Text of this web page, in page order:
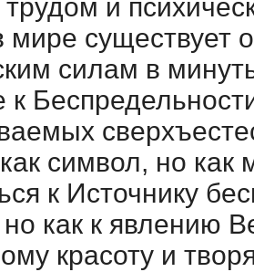
трудом и
мире существует
силам в
к
символ, но
к Источнику
как к явлению
красоту и